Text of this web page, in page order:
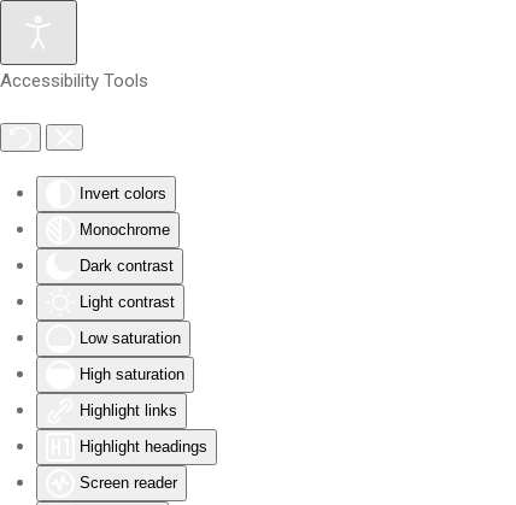
Accessibility Tools
Invert colors
Monochrome
Dark contrast
Light contrast
Low saturation
High saturation
Highlight links
Highlight headings
Screen reader
Skip to main content